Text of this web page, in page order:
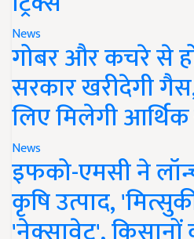
News
गोबर और कचरे से
सरकार खरीदेगी
लिए मिलेगी
News
इफको-एमसी ने
कृषि उत्पाद,